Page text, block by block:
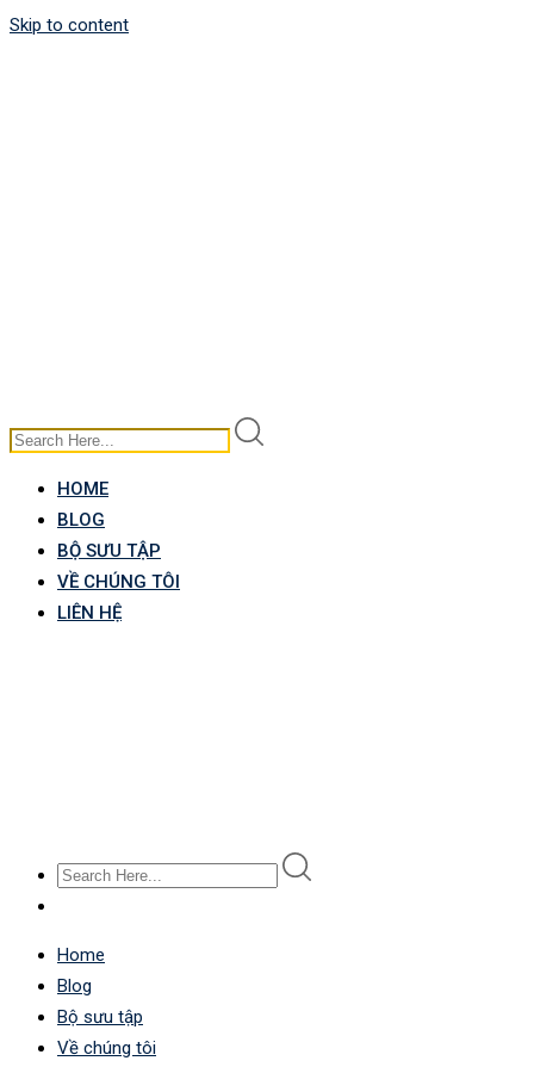
Skip to content
HOME
BLOG
BỘ SƯU TẬP
VỀ CHÚNG TÔI
LIÊN HỆ
Home
Blog
Bộ sưu tập
Về chúng tôi